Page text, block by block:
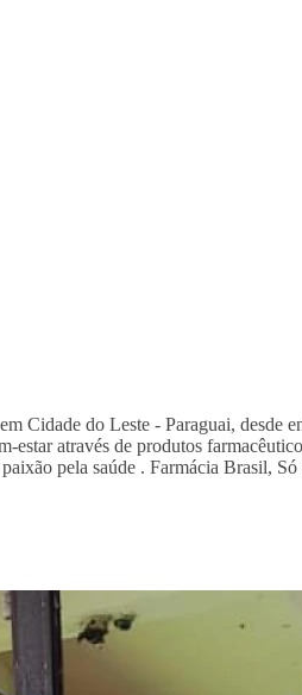
Cidade do Leste - Paraguai,
através de produtos
pela saúde . Farmácia Brasil,